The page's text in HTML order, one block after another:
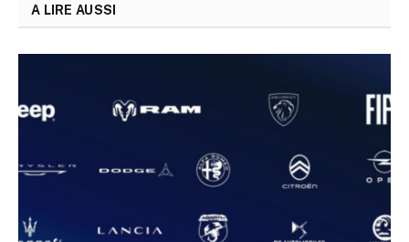
A LIRE AUSSI